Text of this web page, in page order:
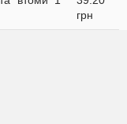
грн